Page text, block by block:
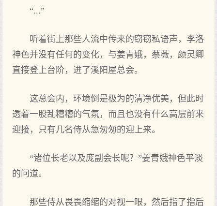
“...”
听着街上那些人流中传来的窃窃私语声，李洛
神色并没有任何的变化，与姜青娥，蔡薇，颜灵卿
直接登上台阶，进了溪阳屋总会。
这总会内，环境倒是极为的清净优美，但此时
透着一股乱糟糟的气氛，而且也没有什么高层前来
迎接，只有几名侍从急匆匆的迎上来。
“诸位长老以及庞副会长呢？”姜青娥神色平淡
的问道。
那些侍从畏畏缩缩的对视一眼，然后指了指后